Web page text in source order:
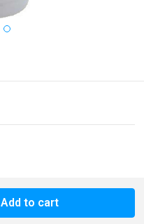
Add to cart